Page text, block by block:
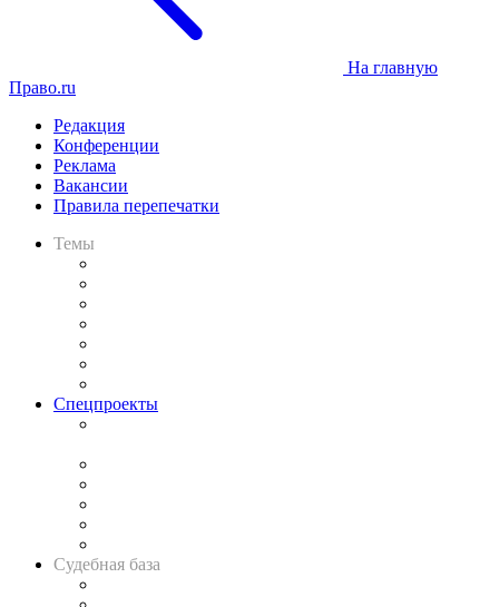
На главную
Право.ru
Редакция
Конференции
Реклама
Вакансии
Правила перепечатки
Темы
Спецпроекты
Судебная база